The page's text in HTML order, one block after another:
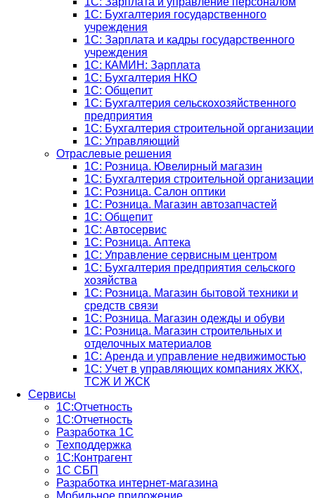
1C: Бухгалтерия государственного
учреждения
1C: Зарплата и кадры государственного
учреждения
1C: КАМИН: Зарплата
1C: Бухгалтерия НКО
1С: Общепит
1С: Бухгалтерия сельскохозяйст­венного
предприятия
1С: Бухгалтерия строительной организации
1С: Управляющий
Отраслевые решения
1С: Розница. Ювелирный магазин
1С: Бухгалтерия строительной организации
1С: Розница. Салон оптики
1С: Розница. Магазин автозапчастей
1C: Общепит
1С: Автосервис
1С: Розница. Аптека
1С: Управление сервисным центром
1С: Бухгалтерия предприятия сельского
хозяйства
1С: Розница. Магазин бытовой техники и
средств связи
1С: Розница. Магазин одежды и обуви
1С: Розница. Магазин строительных и
отделочных материалов
1С: Аренда и управление недвижимостью
1C: Учет в управляющих компаниях ЖКХ,
ТСЖ И ЖСК
Сервисы
1С:Отчетность
1С:Отчетность
Разработка 1С
Техподдержка
1С:Контрагент
1С СБП
Разработка интернет-магазина
Мобильное приложение